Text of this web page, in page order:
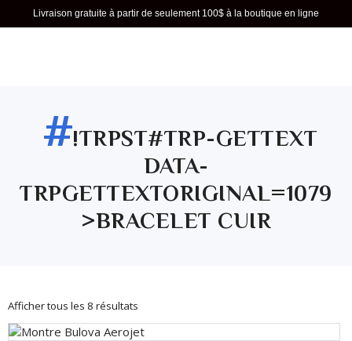
Livraison gratuite à partir de seulement 100$ à la boutique en ligne
#!TRPST#TRP-GETTEXT
DATA-
TRPGETTEXTORIGINAL=1079
>BRACELET CUIR
Afficher tous les 8 résultats